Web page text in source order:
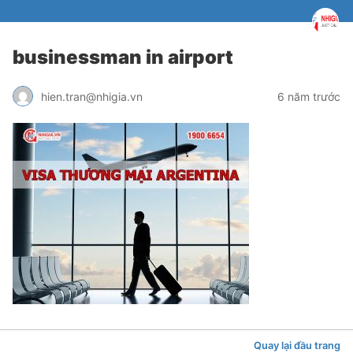
businessman in airport
hien.tran@nhigia.vn 6 năm trước
Quay lại đầu trang